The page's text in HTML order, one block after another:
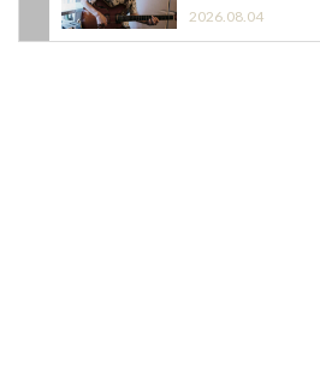
2026.08.04